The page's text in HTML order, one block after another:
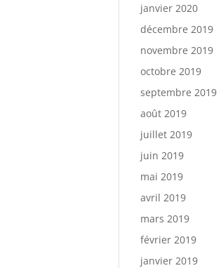
janvier 2020
décembre 2019
novembre 2019
octobre 2019
septembre 2019
août 2019
juillet 2019
juin 2019
mai 2019
avril 2019
mars 2019
février 2019
janvier 2019